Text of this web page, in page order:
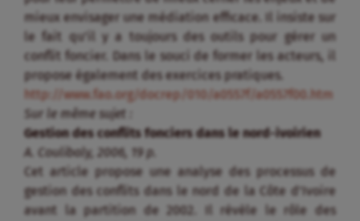
mieux envisager une médiation efficace. Il insiste sur
le fait qu’il y a toujours des outils pour gérer un
conflit foncier. Dans le souci de former les acteurs, il
propose également des exercices pratiques.
http://www.fao.org/docrep/010/a0557f/a0557f00.htm
Sur le même sujet :
Gestion des conflits fonciers dans le nord-ivoirien
A. Coulibaly, 2006, 19 p.
Cet article propose une analyse des processus de
gestion des conflits dans le nord de la Côte d’Ivoire
avant la partition de 2002. Il révèle le rôle des